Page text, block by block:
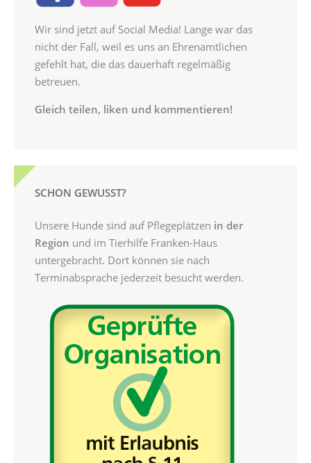
Wir sind jetzt auf Social Media! Lange war das
nicht der Fall, weil es uns an Ehrenamtlichen
gefehlt hat, die das dauerhaft regelmäßig
betreuen.
Gleich teilen, liken und kommentieren!
SCHON GEWUSST?
Unsere Hunde sind auf Pflegeplätzen in der
Region und im Tierhilfe Franken-Haus
untergebracht. Dort können sie nach
Terminabsprache jederzeit besucht werden.